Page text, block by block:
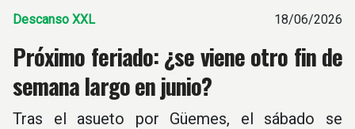
Descanso XXL 18/06/2026
Próximo feriado: ¿se viene otro fin de
semana largo en junio?
Tras el asueto por Güemes, el sábado se